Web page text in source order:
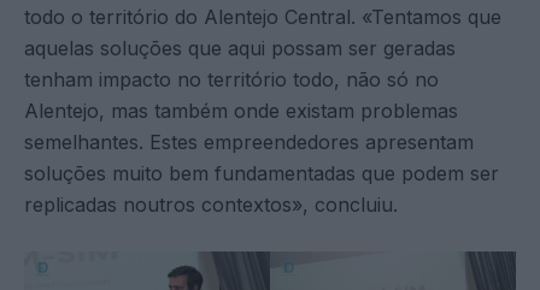
todo o território do Alentejo Central. «Tentamos que
aquelas soluções que aqui possam ser geradas
tenham impacto no território todo, não só no
Alentejo, mas também onde existam problemas
semelhantes. Estes empreendedores apresentam
soluções muito bem fundamentadas que podem ser
replicadas noutros contextos», concluiu.